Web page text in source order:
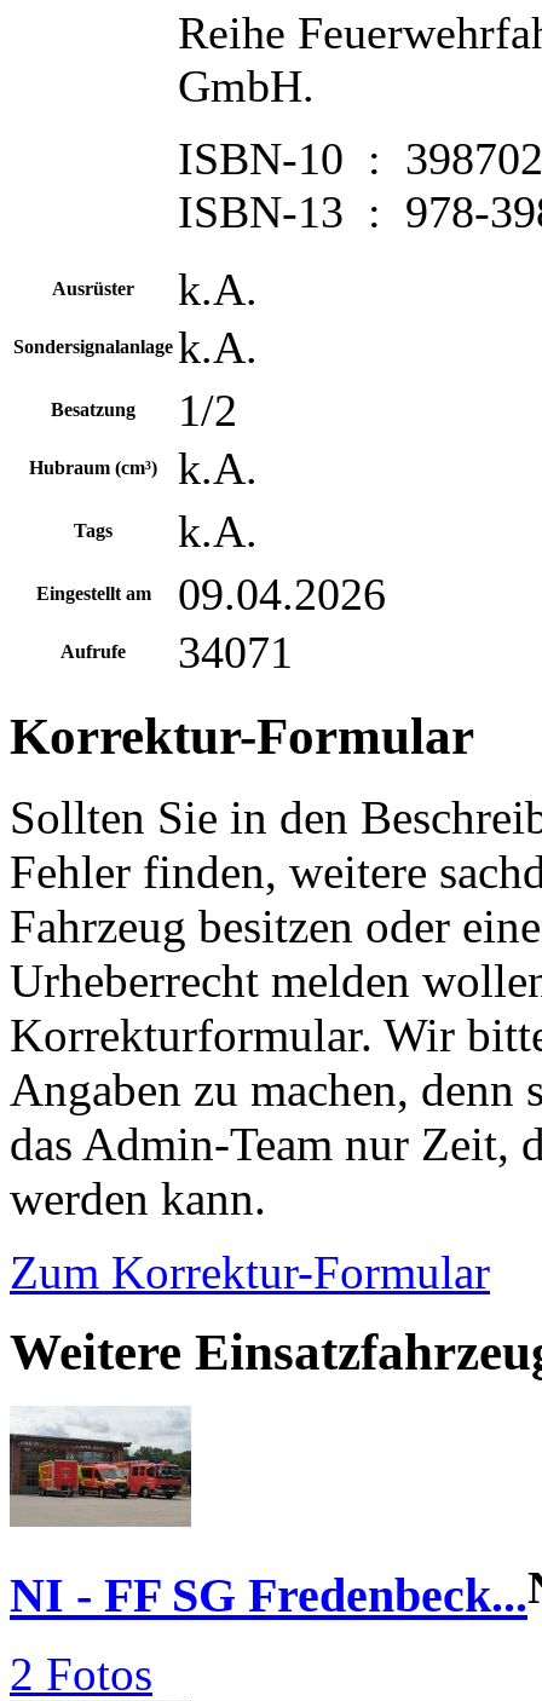
Reihe
GmbH.
ISBN-10 ‏ :
ISBN-13 ‏ :
Ausrüster k.A.
Sondersignalanlage k.A.
Besatzung 1/2
Hubraum (cm³) k.A.
Tags k.A.
Eingestellt am 09.04.2026
Aufrufe 34071
Korrektur-Formular
Sollten Sie in den
Fehler finden, weitere
Fahrzeug besitzen oder
Urheberrecht melden
Korrekturformular. Wir
Angaben zu machen,
das Admin-Team nur Zeit,
werden kann.
Zum Korrektur-Formular
Weitere
NI - FF SG Fredenbeck...
2 Fotos